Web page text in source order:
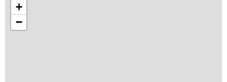
+
−